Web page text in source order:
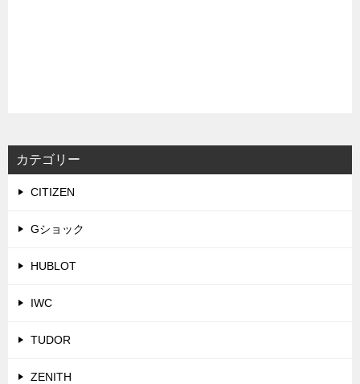
カテゴリー
CITIZEN
Gショック
HUBLOT
IWC
TUDOR
ZENITH